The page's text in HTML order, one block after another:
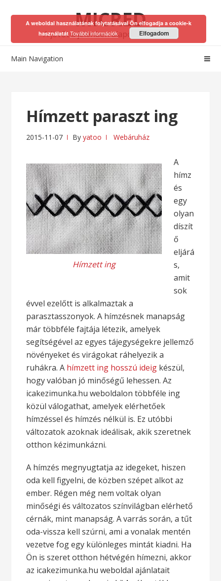
to
navigation
to
content
MICRED
A jövőt a jelenben alapozhatod meg!
Main Navigation
Hímzett paraszt ing
2015-11-07 Byyatoo Webáruház
Hímzett ing
A
hímz
és
egy
olyan
díszít
ő
eljárá
s,
amit
sok
évvel ezelőtt is alkalmaztak a
parasztasszonyok. A hímzésnek manapság
már többféle fajtája létezik, amelyek
segítségével az egyes tájegységekre jellemző
növényeket és virágokat ráhelyezik a
ruhákra. A hímzett ing hosszú ideig készül,
hogy valóban jó minőségű lehessen. Az
icakezimunka.hu weboldalon többféle ing
közül válogathat, amelyek elérhetőek
hímzéssel és hímzés nélkül is. Ez utóbbi
változatok azoknak ideálisak, akik szeretnek
otthon kézimunkázni.
A hímzés megnyugtatja az idegeket, hiszen
oda kell figyelni, de közben szépet alkot az
ember. Régen még nem voltak olyan
minőségi és változatos színvilágban elérhető
cérnák, mint manapság. A varrás során, a tűt
oda-vissza kell szúrni, ami a vonalak mentén
vezetve fog egy különleges mintát kiadni. Ha
Ön is szeret otthon hétvégén hímezni, akkor
az icakezimunka.hu weboldal ajánlatait
A weboldal használatának folytatásával Ön elfogadja a cookie-k
használatátTovábbi információk Elfogadom